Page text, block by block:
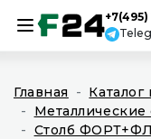
+7(495)
Главная
Металлические
Столб